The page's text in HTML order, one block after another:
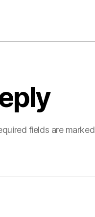
fields are marked